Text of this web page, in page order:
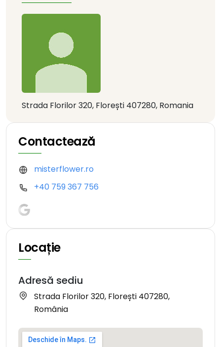
Strada Florilor 320, Florești 407280, Romania
Contactează
misterflower.ro
+40 759 367 756
Locație
Adresă sediu
Strada Florilor 320, Florești 407280,
România